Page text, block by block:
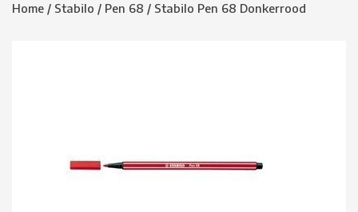
Home / Stabilo / Pen 68 / Stabilo Pen 68 Donkerrood